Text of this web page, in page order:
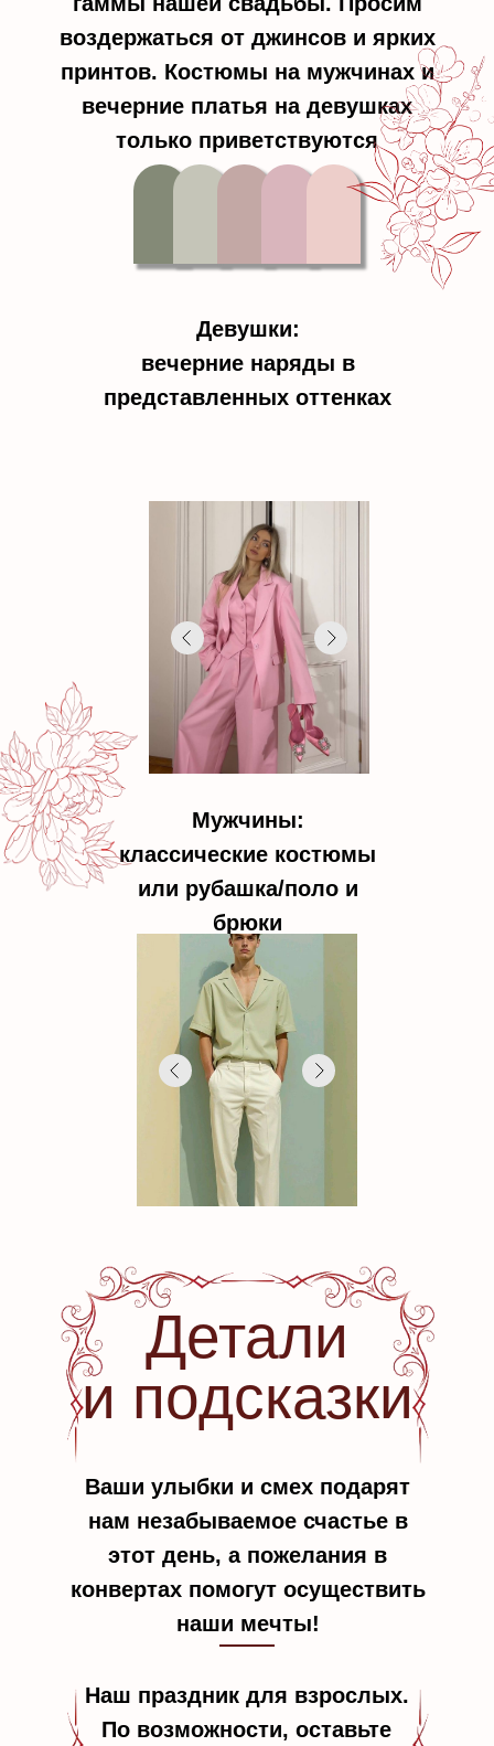
воздержаться от джинсов и ярких
принтов. Костюмы на мужчинах и
вечерние платья на девушках
только приветствуются
Девушки:
вечерние наряды в
представленных оттенках
Мужчины:
классические костюмы
или рубашка/поло и
брюки
Детали
и подсказки
Ваши улыбки и смех подарят
нам незабываемое счастье в
этот день, а пожелания в
конвертах помогут осуществить
наши мечты!
Наш праздник для взрослых.
По возможности, оставьте